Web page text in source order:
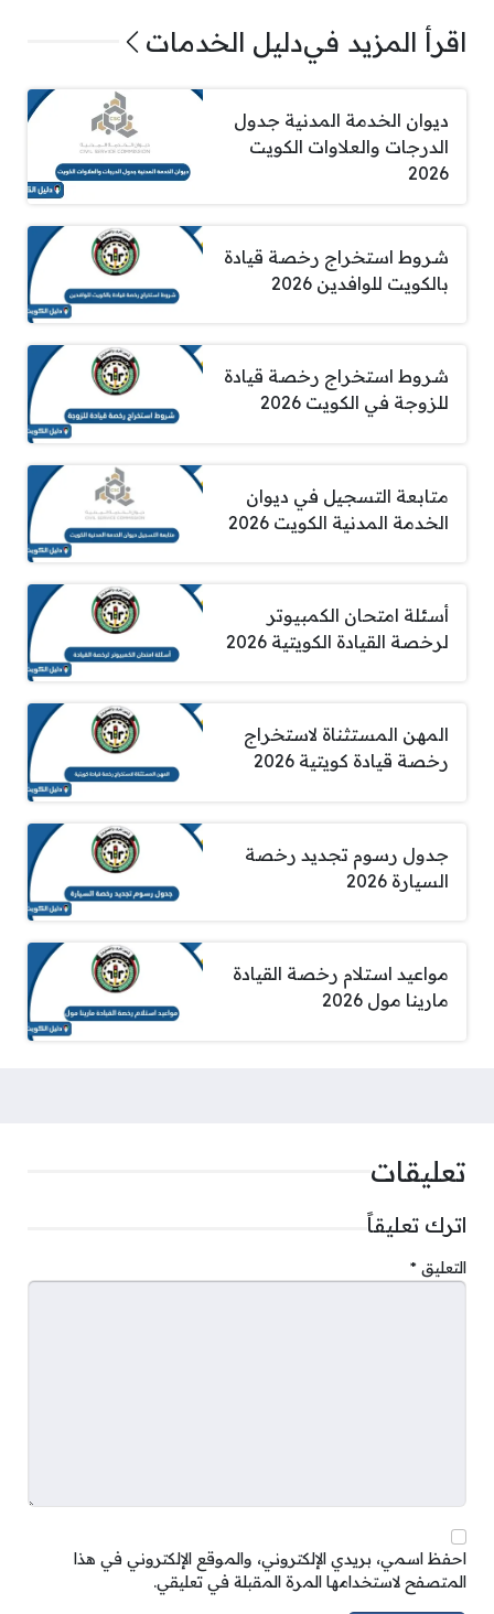
اقرأ المزيد فيدليل الخدمات
ديوان الخدمة المدنية جدول
الدرجات والعلاوات الكويت
2026
شروط استخراج رخصة قيادة
بالكويت للوافدين 2026
شروط استخراج رخصة قيادة
للزوجة في الكويت 2026
متابعة التسجيل في ديوان
الخدمة المدنية الكويت 2026
أسئلة امتحان الكمبيوتر
لرخصة القيادة الكويتية 2026
المهن المستثناة لاستخراج
رخصة قيادة كويتية 2026
جدول رسوم تجديد رخصة
السيارة 2026
مواعيد استلام رخصة القيادة
مارينا مول 2026
تعليقات
اترك تعليقاً
التعليق *
احفظ اسمي، بريدي الإلكتروني، والموقع الإلكتروني في هذا
المتصفح لاستخدامها المرة المقبلة في تعليقي.